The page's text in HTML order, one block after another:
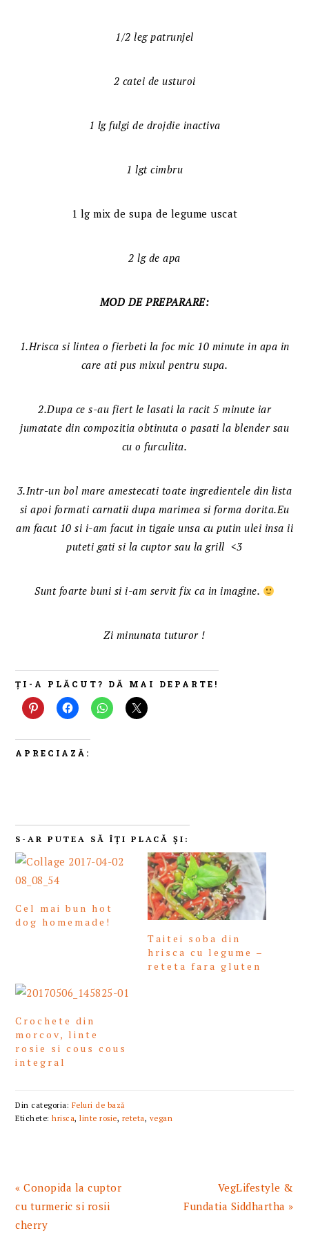
1/2 leg patrunjel
2 catei de usturoi
1 lg fulgi de drojdie inactiva
1 lgt cimbru
1 lg mix de supa de legume uscat
2 lg de apa
MOD DE PREPARARE:
1.Hrisca si lintea o fierbeti la foc mic 10 minute in apa in
care ati pus mixul pentru supa.
2.Dupa ce s-au fiert le lasati la racit 5 minute iar
jumatate din compozitia obtinuta o pasati la blender sau
cu o furculita.
3.Intr-un bol mare amestecati toate ingredientele din lista
si apoi formati carnatii dupa marimea si forma dorita.Eu
am facut 10 si i-am facut in tigaie unsa cu putin ulei insa ii
puteti gati si la cuptor sau la grill <3
Sunt foarte buni si i-am servit fix ca in imagine.
Zi minunata tuturor !
ȚI-A PLĂCUT? DĂ MAI DEPARTE!
APRECIAZĂ:
S-AR PUTEA SĂ ÎȚI PLACĂ ȘI:
Cel mai bun hot
dog homemade!
Taitei soba din
hrisca cu legume –
reteta fara gluten
Crochete din
morcov, linte
rosie si cous cous
integral
Din categoria: Feluri de bază
Etichete:hrisca,linte rosie, reteta, vegan
Articol
anterior:
« Conopida la cuptor
cu turmeric si rosii
cherry
Articolul
urmator:
VegLifestyle &
Fundatia Siddhartha »